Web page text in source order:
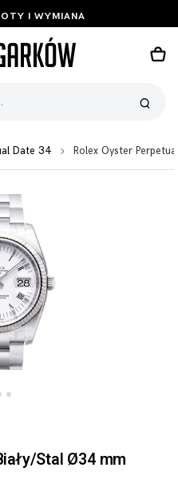
I WYMIANA
Date 34 Rolex Oyster
Stal Ø34 mm